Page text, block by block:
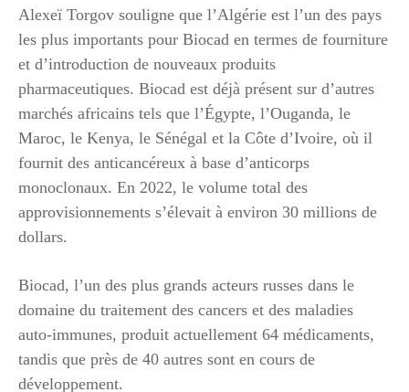
Alexeï Torgov souligne que l’Algérie est l’un des pays
les plus importants pour Biocad en termes de fourniture
et d’introduction de nouveaux produits
pharmaceutiques. Biocad est déjà présent sur d’autres
marchés africains tels que l’Égypte, l’Ouganda, le
Maroc, le Kenya, le Sénégal et la Côte d’Ivoire, où il
fournit des anticancéreux à base d’anticorps
monoclonaux. En 2022, le volume total des
approvisionnements s’élevait à environ 30 millions de
dollars.
Biocad, l’un des plus grands acteurs russes dans le
domaine du traitement des cancers et des maladies
auto-immunes, produit actuellement 64 médicaments,
tandis que près de 40 autres sont en cours de
développement.